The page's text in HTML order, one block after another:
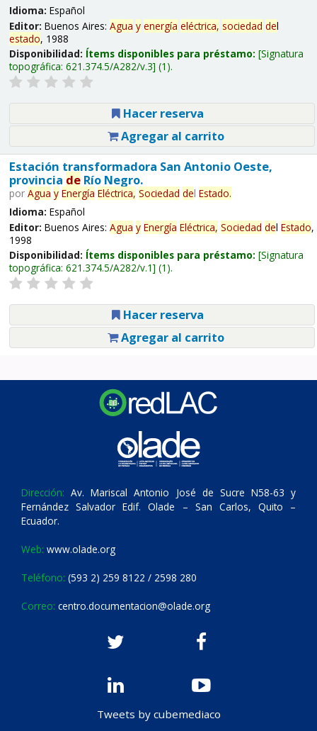
Idioma: Español
Editor: Buenos Aires: Agua y energía eléctrica, sociedad del
estado, 1988
Disponibilidad: Ítems disponibles para préstamo: Signatura
topográfica: 621.374.5/A282/v.3 (1).
Hacer reserva
Agregar al carrito
Estación transformadora San Antonio Oeste,
provincia deRío Negro.
por Agua y Energía Eléctrica, Sociedad del Estado.
Idioma: Español
Editor: Buenos Aires: Agua y Energía Eléctrica, Sociedad del Estado,
1998
Disponibilidad: Ítems disponibles para préstamo: Signatura
topográfica: 621.374.5/A282/v.1 (1).
Hacer reserva
Agregar al carrito
Dirección: Av. Mariscal Antonio José de Sucre N58-63 y
Fernández Salvador Edif. Olade – San Carlos, Quito –
Ecuador.
Web: www.olade.org
Teléfono: (593 2) 259 8122 / 2598 280
Correo: centro.documentacion@olade.org
Tweets by cubemediaco